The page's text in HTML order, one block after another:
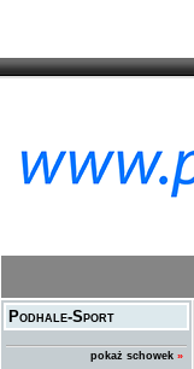
Podhale-Sport
pokaż schowek »